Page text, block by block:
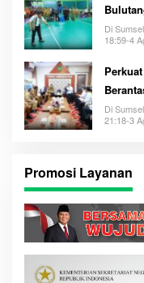
Di Sumsel
18:59-4
Di Sumsel
21:18-3
Promosi Layanan